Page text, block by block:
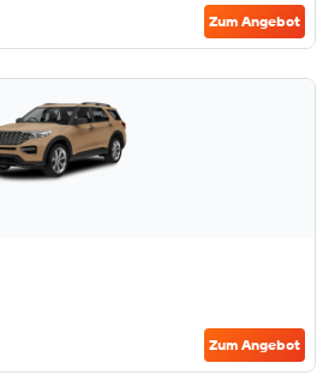
Zum Angebot
Zum Angebot